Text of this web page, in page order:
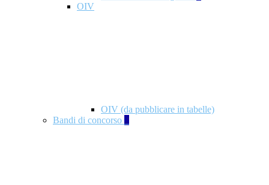
OIV
OIV (da pubblicare in tabelle)
Bandi di concorso 2